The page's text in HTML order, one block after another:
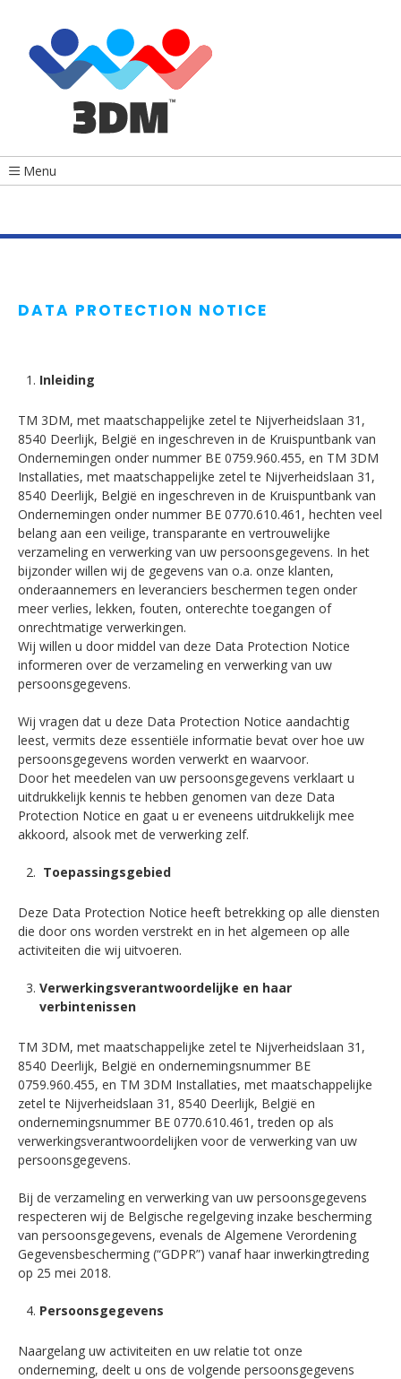
Menu
DATA PROTECTION NOTICE
Inleiding
TM 3DM, met maatschappelijke zetel te Nijverheidslaan 31,
8540 Deerlijk, België en ingeschreven in de Kruispuntbank van
Ondernemingen onder nummer BE 0759.960.455, en TM 3DM
Installaties, met maatschappelijke zetel te Nijverheidslaan 31,
8540 Deerlijk, België en ingeschreven in de Kruispuntbank van
Ondernemingen onder nummer BE 0770.610.461, hechten veel
belang aan een veilige, transparante en vertrouwelijke
verzameling en verwerking van uw persoonsgegevens. In het
bijzonder willen wij de gegevens van o.a. onze klanten,
onderaannemers en leveranciers beschermen tegen onder
meer verlies, lekken, fouten, onterechte toegangen of
onrechtmatige verwerkingen.
Wij willen u door middel van deze Data Protection Notice
informeren over de verzameling en verwerking van uw
persoonsgegevens.
Wij vragen dat u deze Data Protection Notice aandachtig
leest, vermits deze essentiële informatie bevat over hoe uw
persoonsgegevens worden verwerkt en waarvoor.
Door het meedelen van uw persoonsgegevens verklaart u
uitdrukkelijk kennis te hebben genomen van deze Data
Protection Notice en gaat u er eveneens uitdrukkelijk mee
akkoord, alsook met de verwerking zelf.
Toepassingsgebied
Deze Data Protection Notice heeft betrekking op alle diensten
die door ons worden verstrekt en in het algemeen op alle
activiteiten die wij uitvoeren.
Verwerkingsverantwoordelijke en haar
verbintenissen
TM 3DM, met maatschappelijke zetel te Nijverheidslaan 31,
8540 Deerlijk, België en ondernemingsnummer BE
0759.960.455, en TM 3DM Installaties, met maatschappelijke
zetel te Nijverheidslaan 31, 8540 Deerlijk, België en
ondernemingsnummer BE 0770.610.461, treden op als
verwerkingsverantwoordelijken voor de verwerking van uw
persoonsgegevens.
Bij de verzameling en verwerking van uw persoonsgegevens
respecteren wij de Belgische regelgeving inzake bescherming
van persoonsgegevens, evenals de Algemene Verordening
Gegevensbescherming (“GDPR”) vanaf haar inwerkingtreding
op 25 mei 2018.
Persoonsgegevens
Naargelang uw activiteiten en uw relatie tot onze
onderneming, deelt u ons de volgende persoonsgegevens